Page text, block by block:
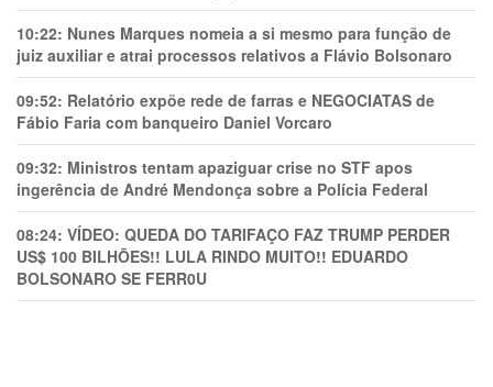
10:22: Nunes Marques nomeia a si mesmo para função de
juiz auxiliar e atrai processos relativos a Flávio Bolsonaro
09:52: Relatório expõe rede de farras e NEGOCIATAS de
Fábio Faria com banqueiro Daniel Vorcaro
09:32: Ministros tentam apaziguar crise no STF apos
ingerência de André Mendonça sobre a Polícia Federal
08:24: VÍDEO: QUEDA DO TARIFAÇO FAZ TRUMP PERDER
US$ 100 BILHÕES!! LULA RINDO MUITO!! EDUARDO
BOLSONARO SE FERR0U